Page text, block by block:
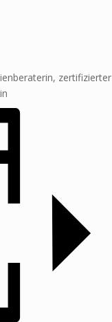
zertifizierter